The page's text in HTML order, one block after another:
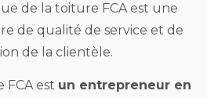
de la toiture FCA est une
de qualité de service et de
de la clientèle.
FCA est un entrepreneur en